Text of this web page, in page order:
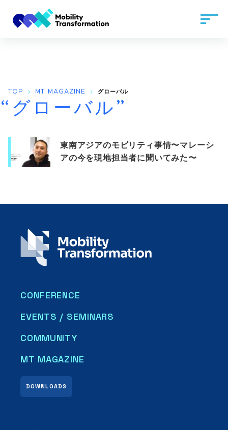
TOP MT MAGAZINE グローバル
“グローバル”
東南アジアのモビリティ事情〜マレーシ
アの今を現地担当者に聞いてみた〜
CONFERENCE
EVENTS / SEMINARS
COMMUNITY
DOWNLOADS
MT MAGAZINE